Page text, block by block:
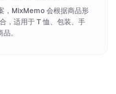
，MixMemo 会根据商品形
，适用于 T 恤、包装、手
。